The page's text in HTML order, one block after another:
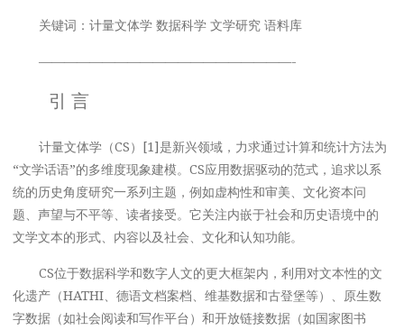
关键词：计量文体学 数据科学 文学研究 语料库
————————————————————-
引 言
计量文体学（CS）[1]是新兴领域，力求通过计算和统计方法为
“文学话语”的多维度现象建模。CS应用数据驱动的范式，追求以系
统的历史角度研究一系列主题，例如虚构性和审美、文化资本问
题、声望与不平等、读者接受。它关注内嵌于社会和历史语境中的
文学文本的形式、内容以及社会、文化和认知功能。
CS位于数据科学和数字人文的更大框架内，利用对文本性的文
化遗产（HATHI、德语文档案档、维基数据和古登堡等）、原生数
字数据（如社会阅读和写作平台）和开放链接数据（如国家图书